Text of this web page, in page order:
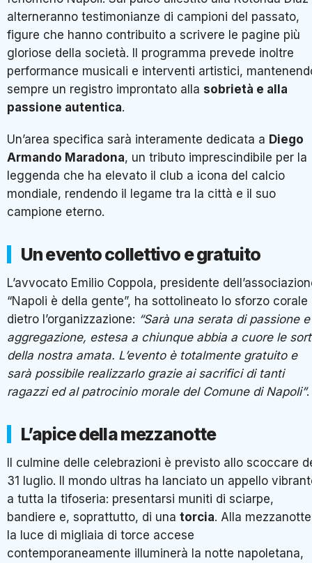
alterneranno testimonianze di campioni del passato,
figure che hanno contribuito a scrivere le pagine più
gloriose della società. Il programma prevede inoltre
performance musicali e interventi artistici,
sempre un registro improntato alla sobrietà e alla
passione autentica.
Un’area specifica sarà interamente dedicata a Diego
Armando Maradona, un tributo imprescindibile per la
leggenda che ha elevato il club a icona del calcio
mondiale, rendendo il legame tra la città e il suo
campione eterno.
Un evento collettivo e gratuito
L’avvocato Emilio Coppola, presidente
“Napoli è della gente”, ha sottolineato lo sforzo corale
dietro l’organizzazione: “Sarà una serata di passione e
aggregazione, estesa a chiunque abbia a cuore le
della nostra amata. L’evento è totalmente gratuito e
sarà possibile realizzarlo grazie ai sacrifici di tanti
ragazzi ed al patrocinio morale del Comune di Napoli”.
L’apice della mezzanotte
Il culmine delle celebrazioni è previsto allo scoccare
31 luglio. Il mondo ultras ha lanciato un appello
a tutta la tifoseria: presentarsi muniti di sciarpe,
bandiere e, soprattutto, di una torcia. Alla
la luce di migliaia di torce accese
contemporaneamente illuminerà la notte napoletana,